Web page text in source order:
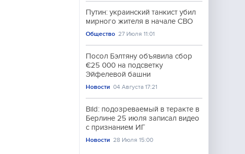
Путин: украинский танкист убил
мирного жителя в начале СВО
Общество 27 Июля 11:01
Посол Бэлтяну объявила сбор
€25 000 на подсветку
Эйфелевой башни
Новости 04 Августа 17:21
Bild: подозреваемый в теракте в
Берлине 25 июля записал видео
с признанием ИГ
Новости 28 Июля 15:00